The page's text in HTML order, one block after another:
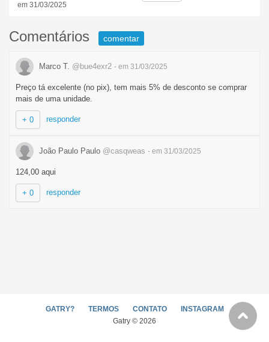
em 31/03/2025
Comentários comentar
Marco T. @bue4exr2 - em 31/03/2025
Preço tá excelente (no pix), tem mais 5% de desconto se comprar
mais de uma unidade.
+ 0 responder
João Paulo Paulo @casqweas - em 31/03/2025
124,00 aqui
+ 0 responder
GATRY? TERMOS CONTATO
INSTAGRAM
Gatry © 2026